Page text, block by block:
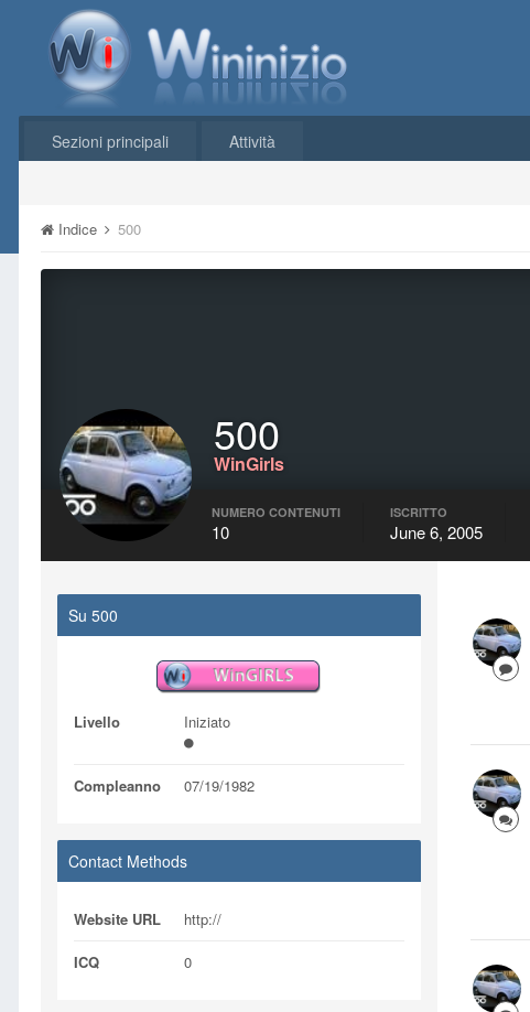
Sezioni principali Attività
Indice 500
500
WinGirls
NUMERO CONTENUTI
10
ISCRITTO
June 6, 2005
Su 500
Livello Iniziato
Compleanno 07/19/1982
Contact Methods
Website URL http://
ICQ 0